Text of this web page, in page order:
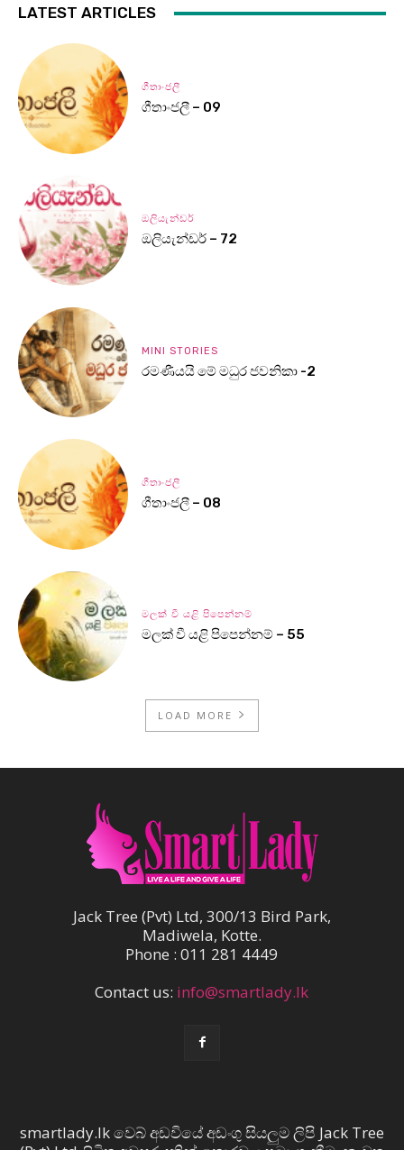
LATEST ARTICLES
ගීතාංජලී
ගීතාංජලී – 09
ඔලියැන්ඩර්
ඔලියැන්ඩර් – 72
MINI STORIES
රමණීයයි මේ මධුර ජවනිකා -2
ගීතාංජලී
ගීතාංජලී – 08
මලක් වී යළි පිපෙන්නම්
මලක් වී යළි පිපෙන්නම් – 55
LOAD MORE
Jack Tree (Pvt) Ltd, 300/13 Bird Park,
Madiwela, Kotte.
Phone : 011 281 4449
Contact us: info@smartlady.lk
smartlady.lk වෙබ් අඩවියේ අඩංගු සියලුම ලිපි Jack Tree